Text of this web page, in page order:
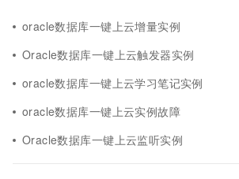
oracle数据库一键上云增量实例
Oracle数据库一键上云触发器实例
oracle数据库一键上云学习笔记实例
oracle数据库一键上云实例故障
Oracle数据库一键上云监听实例